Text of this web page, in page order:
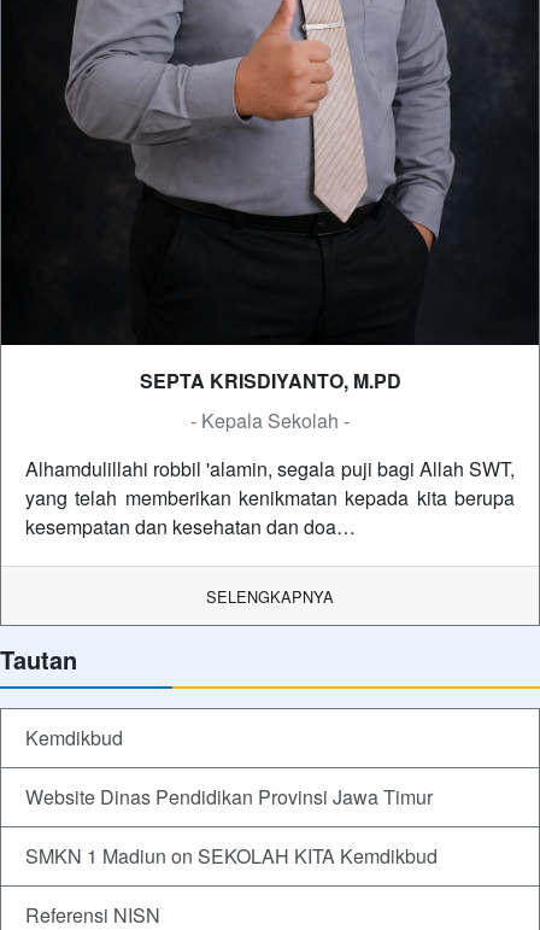
SEPTA KRISDIYANTO, M.PD
- Kepala Sekolah -
Alhamdulillahi robbil 'alamin, segala puji bagi Allah SWT,
yang telah memberikan kenikmatan kepada kita berupa
kesempatan dan kesehatan dan doa…
SELENGKAPNYA
Tautan
Kemdikbud
Website Dinas Pendidikan Provinsi Jawa Timur
SMKN 1 Madiun on SEKOLAH KITA Kemdikbud
Referensi NISN